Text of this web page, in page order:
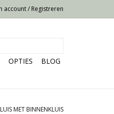
account / Registreren
OPTIES BLOG
MET BINNENKLUIS